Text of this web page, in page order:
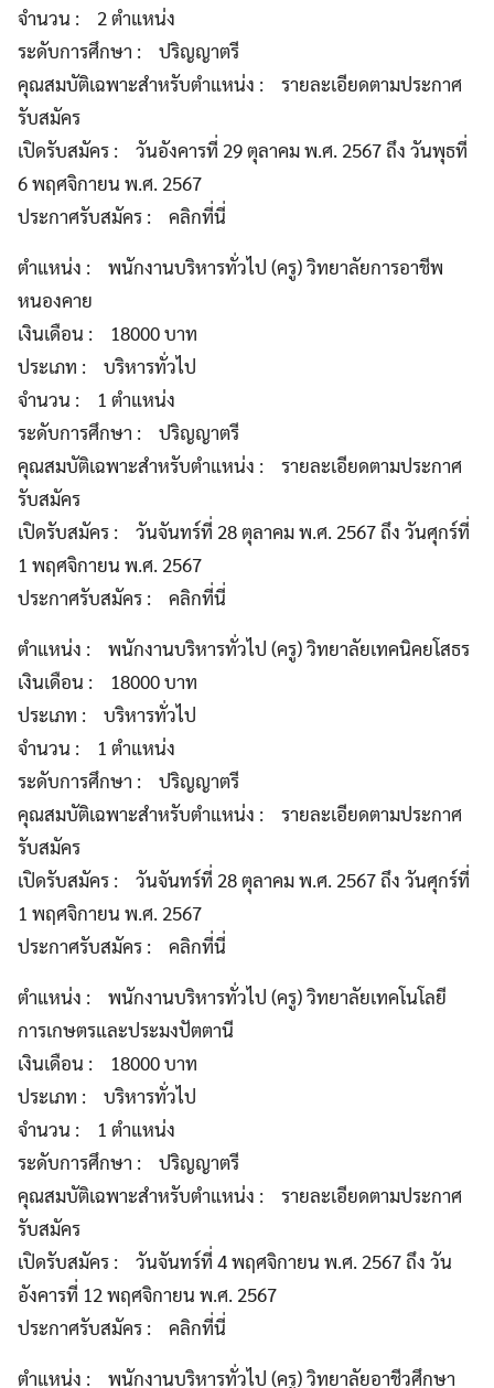
จำนวน : 2 ตำแหน่ง
ระดับการศึกษา : ปริญญาตรี
คุณสมบัติเฉพาะสำหรับตำแหน่ง : รายละเอียดตามประกาศ
รับสมัคร
เปิดรับสมัคร : วันอังคารที่ 29 ตุลาคม พ.ศ. 2567 ถึง วันพุธที่
6 พฤศจิกายน พ.ศ. 2567
ประกาศรับสมัคร : คลิกที่นี่
ตำแหน่ง : พนักงานบริหารทั่วไป (ครู) วิทยาลัยการอาชีพ
หนองคาย
เงินเดือน : 18000 บาท
ประเภท : บริหารทั่วไป
จำนวน : 1 ตำแหน่ง
ระดับการศึกษา : ปริญญาตรี
คุณสมบัติเฉพาะสำหรับตำแหน่ง : รายละเอียดตามประกาศ
รับสมัคร
เปิดรับสมัคร : วันจันทร์ที่ 28 ตุลาคม พ.ศ. 2567 ถึง วันศุกร์ที่
1 พฤศจิกายน พ.ศ. 2567
ประกาศรับสมัคร : คลิกที่นี่
ตำแหน่ง : พนักงานบริหารทั่วไป (ครู) วิทยาลัยเทคนิคยโสธร
เงินเดือน : 18000 บาท
ประเภท : บริหารทั่วไป
จำนวน : 1 ตำแหน่ง
ระดับการศึกษา : ปริญญาตรี
คุณสมบัติเฉพาะสำหรับตำแหน่ง : รายละเอียดตามประกาศ
รับสมัคร
เปิดรับสมัคร : วันจันทร์ที่ 28 ตุลาคม พ.ศ. 2567 ถึง วันศุกร์ที่
1 พฤศจิกายน พ.ศ. 2567
ประกาศรับสมัคร : คลิกที่นี่
ตำแหน่ง : พนักงานบริหารทั่วไป (ครู) วิทยาลัยเทคโนโลยี
การเกษตรและประมงปัตตานี
เงินเดือน : 18000 บาท
ประเภท : บริหารทั่วไป
จำนวน : 1 ตำแหน่ง
ระดับการศึกษา : ปริญญาตรี
คุณสมบัติเฉพาะสำหรับตำแหน่ง : รายละเอียดตามประกาศ
รับสมัคร
เปิดรับสมัคร : วันจันทร์ที่ 4 พฤศจิกายน พ.ศ. 2567 ถึง วัน
อังคารที่ 12 พฤศจิกายน พ.ศ. 2567
ประกาศรับสมัคร : คลิกที่นี่
ตำแหน่ง : พนักงานบริหารทั่วไป (ครู) วิทยาลัยอาชีวศึกษา